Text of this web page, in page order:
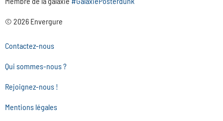
© 2026 Envergure
Contactez-nous
Qui sommes-nous ?
Rejoignez-nous !
Mentions légales